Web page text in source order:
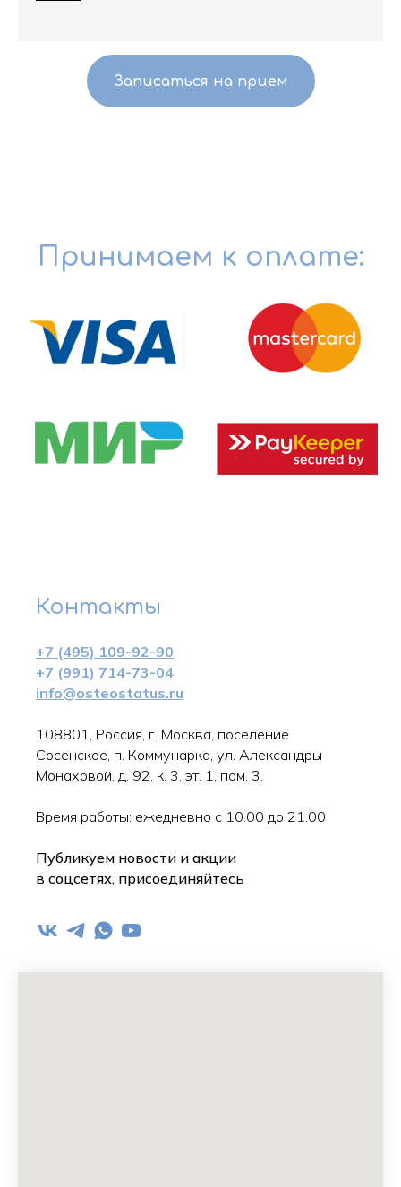
Записаться на прием
Принимаем к оплате:
Контакты
+7 (495) 109-92-90
+7 (991) 714-73-04
info@osteostatus.ru
108801, Россия, г. Москва, поселение
Сосенское, п. Коммунарка, ул. Александры
Монаховой, д. 92, к. 3, эт. 1, пом. 3.
Время работы: ежедневно с 10.00 до 21.00
Публикуем новости и акции
в соцсетях, присоединяйтесь